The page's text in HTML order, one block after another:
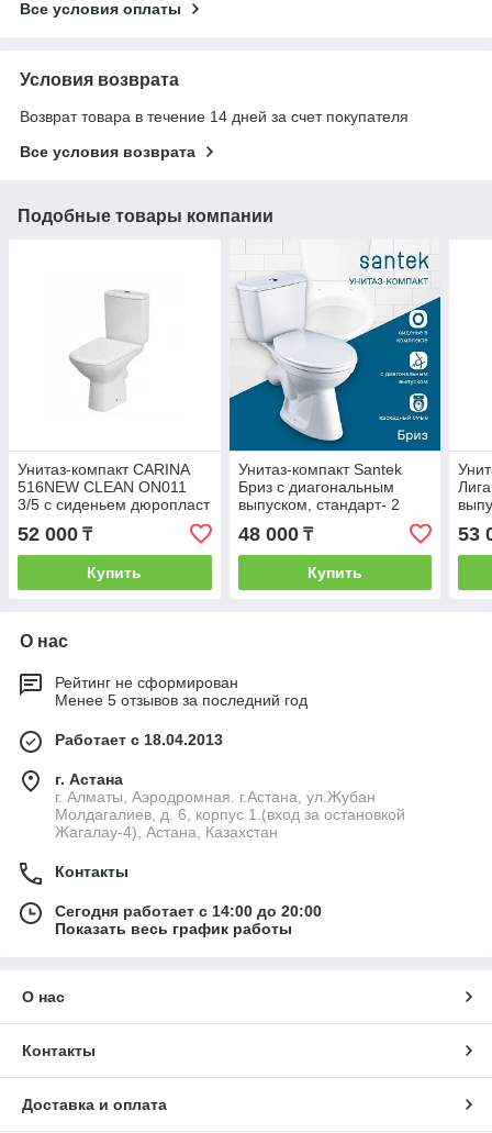
Все условия оплаты
Условия возврата
Возврат товара в течение 14 дней за счет покупателя
Все условия возврата
Подобные товары компании
Унитаз-компакт CARINA
516NEW CLEAN ON011
3/5 с сиденьем дюропласт
(плавное закрытие)
52 000 ₸
Купить
Унитаз-компакт Santek
Бриз с диагональным
выпуском, стандарт- 2
реж., дюропласт,
1WH302138
48 000₸
Купить
53
О нас
Рейтинг не сформирован
Менее 5 отзывов за последний год
Работает с 18.04.2013
г. Астана
г. Алматы, Аэродромная. г.Астана, ул.Жубан
Молдагалиев, д. 6, корпус 1.(вход за остановкой
Жагалау-4), Астана, Казахстан
Контакты
Сегодня работает с 14:00 до 20:00
Показать весь график работы
О нас
Контакты
Доставка и оплата